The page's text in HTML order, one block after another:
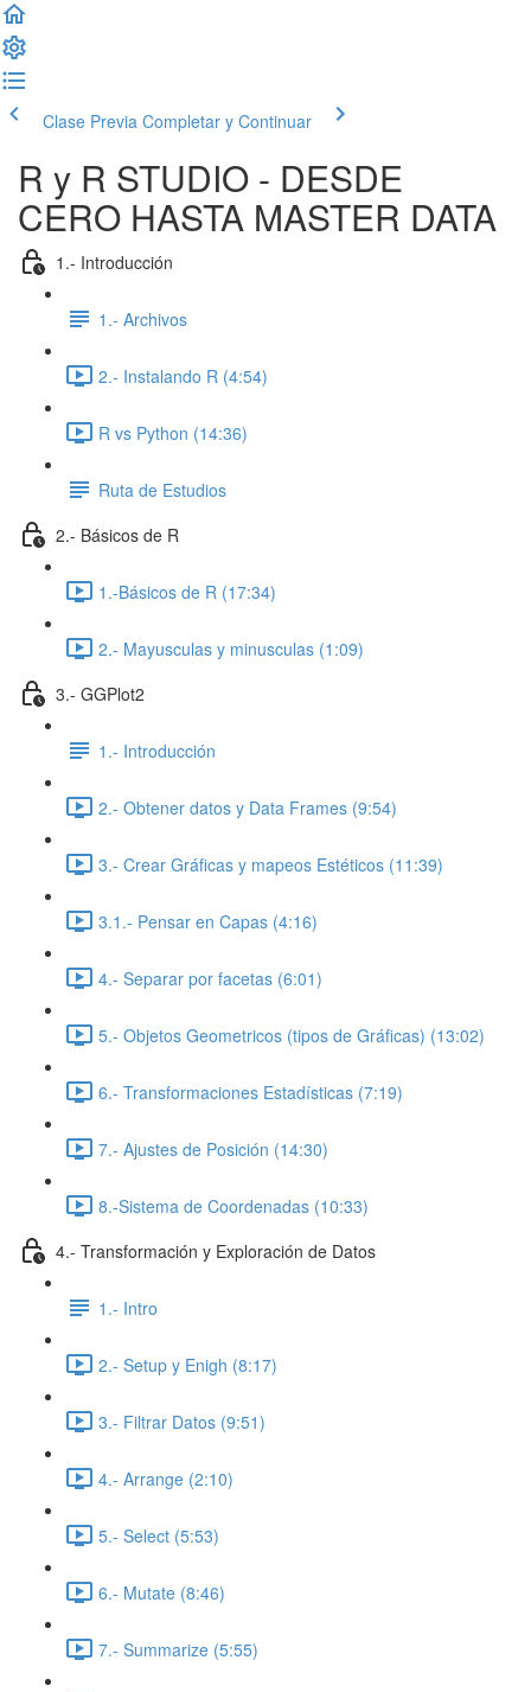
Clase Previa Completar y Continuar
R y R STUDIO - DESDE
CERO HASTA MASTER DATA
1.- Introducción
1.- Archivos
2.- Instalando R (4:54)
R vs Python (14:36)
Ruta de Estudios
2.- Básicos de R
1.-Básicos de R (17:34)
2.- Mayusculas y minusculas (1:09)
3.- GGPlot2
1.- Introducción
2.- Obtener datos y Data Frames (9:54)
3.- Crear Gráficas y mapeos Estéticos (11:39)
3.1.- Pensar en Capas (4:16)
4.- Separar por facetas (6:01)
5.- Objetos Geometricos (tipos de Gráficas) (13:02)
6.- Transformaciones Estadísticas (7:19)
7.- Ajustes de Posición (14:30)
8.-Sistema de Coordenadas (10:33)
4.- Transformación y Exploración de Datos
1.- Intro
2.- Setup y Enigh (8:17)
3.- Filtrar Datos (9:51)
4.- Arrange (2:10)
5.- Select (5:53)
6.- Mutate (8:46)
7.- Summarize (5:55)